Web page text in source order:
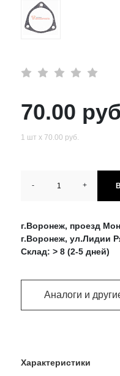
70.00
1 шт х 70.00 руб.
- +
г.Воронеж, проезд
г.Воронеж, ул.Лидии
Склад: > 8 (2-5 дней)
Аналоги и
Характеристики